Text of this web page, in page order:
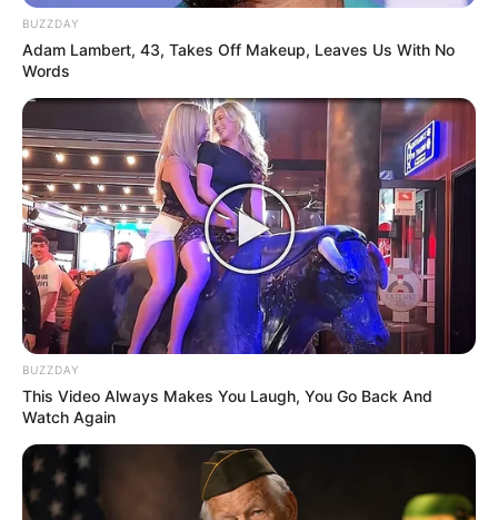
Astrology 521
International 475
health
359
Politics 322
Bollywood
Crime
Vadodara
Delhi
Money
Sport
Story
Gandhinagar
Auto 28
BUZZDAY
Adam Lambert, 43, Takes Off Makeup, Leaves Us With No
Words
BUZZDAY
This Video Always Makes You Laugh, You Go Back And
Watch Again